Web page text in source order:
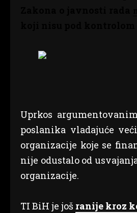
Uprkos
poslanika vladajuće
organizacije koje se
nije odustalo od
organizacije.
TI BiH je još ranije kroz